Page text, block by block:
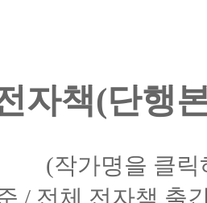
자책(단행
(작가명을 클
/ 전체 전자책 출